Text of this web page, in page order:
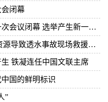
闭幕
选举产生新一届中国记协领导机构
透水事故现场救援结束 2人遇难
铁凝连任中国文联主席
中国的鲜明标识
”